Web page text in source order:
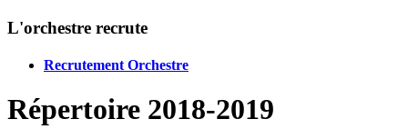
L'orchestre recrute
Recrutement Orchestre
Répertoire 2018-2019